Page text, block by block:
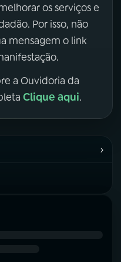
os serviços e
Por isso, não
mensagem o link
a Ouvidoria da
Clique aqui.
›